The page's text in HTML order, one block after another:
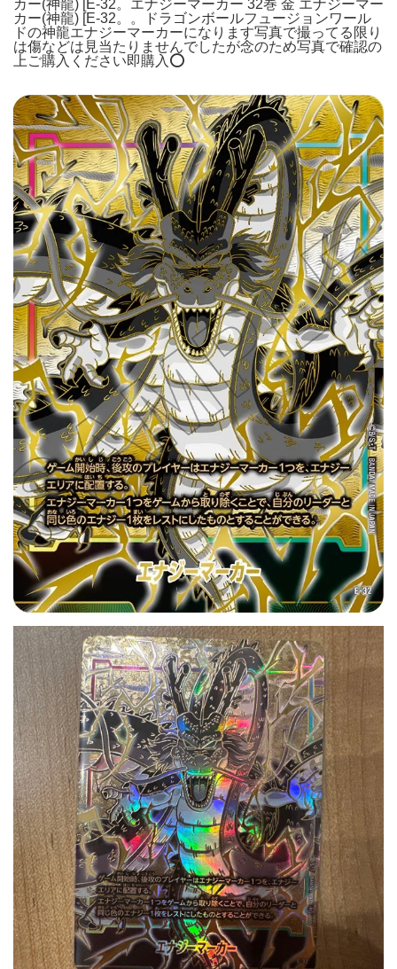
カー(神龍) [E-32。エナジーマーカー 32巻 金 エナジーマー
カー(神龍) [E-32。。ドラゴンボールフュージョンワール
ドの神龍エナジーマーカーになります写真で撮ってる限り
は傷などは見当たりませんでしたが念のため写真で確認の
上ご購入ください即購入⭕️